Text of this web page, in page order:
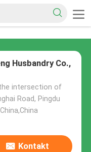
Husbandry Co.,
intersection of
Road, Pingdu
Kontakt